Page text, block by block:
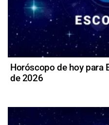
Horóscopo de hoy para
de 2026